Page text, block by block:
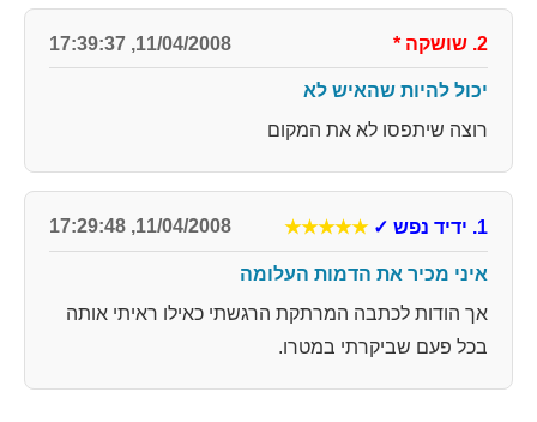
2. שושקה *
11/04/2008, 17:39:37
יכול להיות שהאיש לא
רוצה שיתפסו לא את המקום
1. ידיד נפש ✓
★★★★★
11/04/2008, 17:29:48
איני מכיר את הדמות העלומה
אך הודות לכתבה המרתקת הרגשתי כאילו ראיתי אותה
בכל פעם שביקרתי במטרו.